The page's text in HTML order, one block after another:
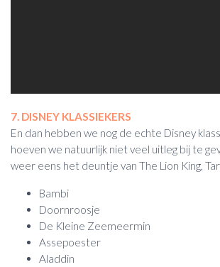
7. DISNEY KLASSIEKERS
En dan hebben we nog de echte Disney
hoeven we natuurlijk niet veel uitleg bij te
weer eens het deuntje van The Lion King,
Bambi
Doornroosje
De Kleine Zeemeermin
Assepoester
Aladdin